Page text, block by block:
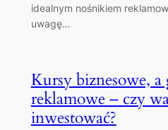
idealnym nośnikiem
uwagę…
Kursy biznesowe, a
reklamowe – czy
inwestować?